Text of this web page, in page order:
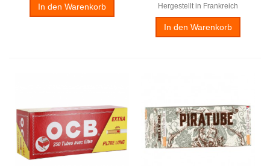
In den Warenkorb
Hergestellt in Frankreich
In den Warenkorb